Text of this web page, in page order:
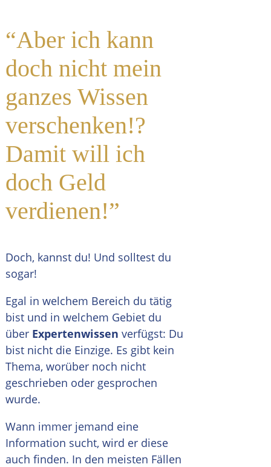
“Aber ich kann
doch nicht mein
ganzes Wissen
verschenken!?
Damit will ich
doch Geld
verdienen!”
Doch, kannst du! Und solltest du
sogar!
Egal in welchem Bereich du tätig
bist und in welchem Gebiet du
über Expertenwissen verfügst: Du
bist nicht die Einzige. Es gibt kein
Thema, worüber noch nicht
geschrieben oder gesprochen
wurde.
Wann immer jemand eine
Information sucht, wird er diese
auch finden. In den meisten Fällen